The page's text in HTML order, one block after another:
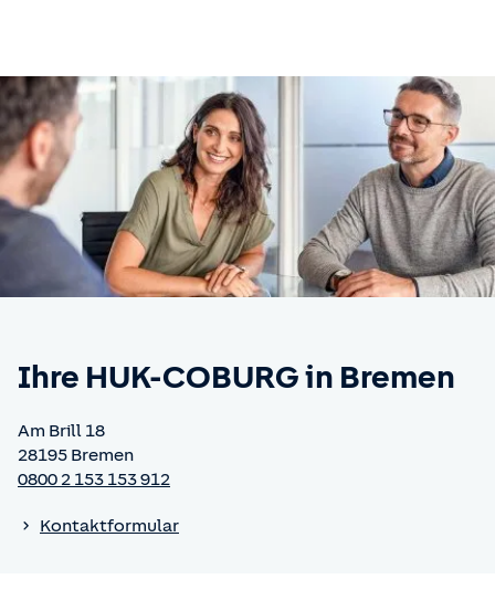
Ihre HUK-COBURGin Bremen
Am Brill 18
28195 Bremen
0800 2 153 153 912
Kontaktformular